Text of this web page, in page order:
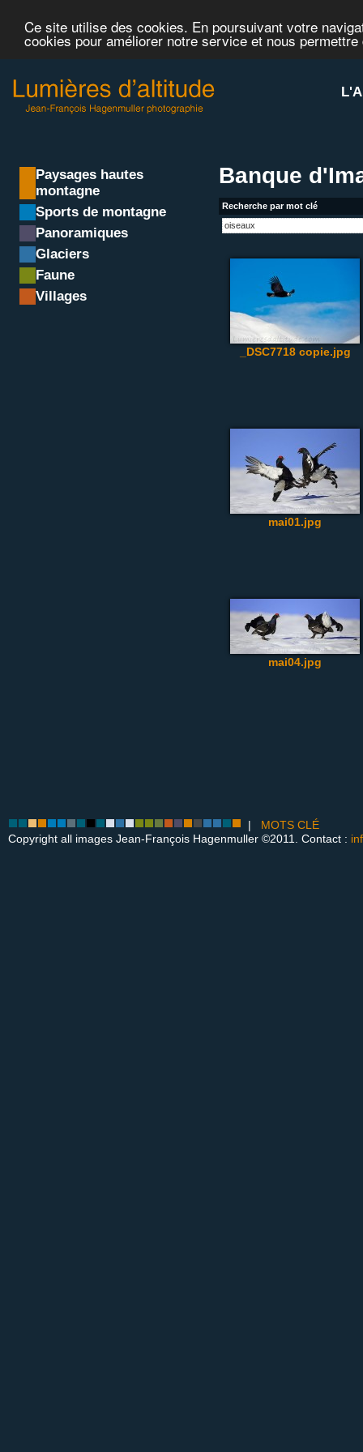
Ce site utilise des cookies. En poursuivant votre
cookies pour améliorer notre service et nous
Paysages hautes
montagne
Sports de montagne
Panoramiques
Glaciers
Faune
Villages
Banque
Recherche par mot clé
_DSC7718 copie.jpg
mai01.jpg
mai04.jpg
| MOTS CLÉ
Copyright all images Jean-François Hagenmuller ©2011. Contact :